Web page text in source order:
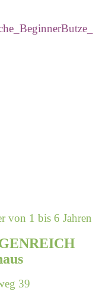
von 1 bis 6 Jahren
39